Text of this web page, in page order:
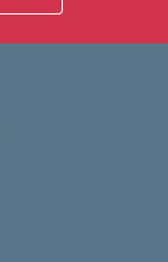
iniziale della scuola